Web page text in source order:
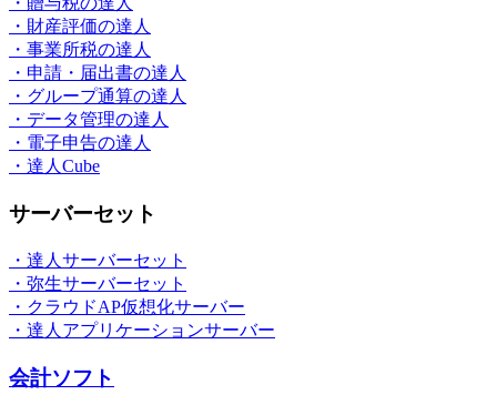
・財産評価の達人
・事業所税の達人
・申請・届出書の達人
・グループ通算の達人
・データ管理の達人
・電子申告の達人
・達人Cube
サーバーセット
・達人サーバーセット
・弥生サーバーセット
・クラウドAP仮想化サーバー
・達人アプリケーションサーバー
会計ソフト